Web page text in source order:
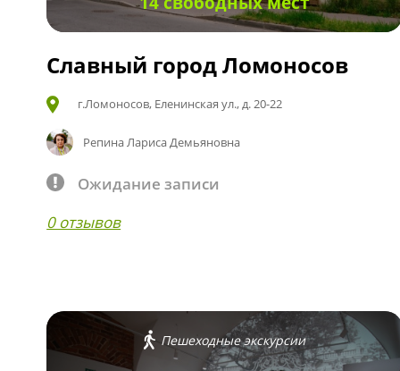
Славный город Ломоносов
г.Ломоносов, Еленинская ул., д. 20-22
Репина Лариса Демьяновна
Ожидание записи
0 отзывов
Пешеходные экскурсии